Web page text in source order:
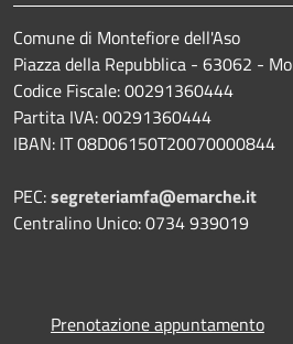
Comune di Montefiore dell'Aso
Piazza della Repubblica - 63062 -
Codice Fiscale: 00291360444
Partita IVA: 00291360444
IBAN: IT 08D06150T20070000844
PEC:segreteriamfa@emarche.it
Centralino Unico: 0734 939019
Prenotazione appuntamento